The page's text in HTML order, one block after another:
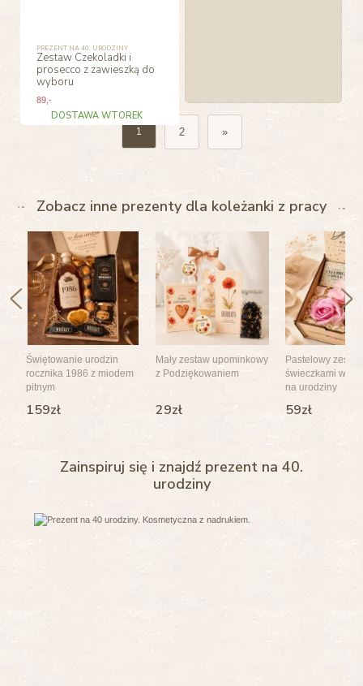
PREZENT NA 40. URODZINY
Zestaw Czekoladki i
prosecco z zawieszką do
wyboru
89,-
DOSTAWA WTOREK
1 2 »
Zobacz inne prezenty dla koleżanki z pracy
Świętowanie urodzin
rocznika 1986 z miodem
pitnym
159zł
Mały zestaw upominkowy
z Podziękowaniem
29zł
Pastelowy
świeczkami w
na urodziny
59zł
Zainspiruj się i znajdź prezent na 40.
urodziny